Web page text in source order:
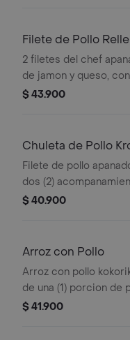
Filete de Pollo
2 filetes del chef
de jamon y queso,
acompanamientos de
$ 43.900
Chuleta de Pollo
Filete de pollo
dos (2)
eleccion y 20 g salsa
$ 40.900
Arroz con Pollo
Arroz con pollo
de una (1) porcion de
francesa y 1 und de
$ 41.900